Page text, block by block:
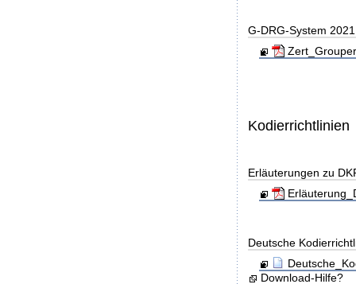
G-DRG-System
Kodierrichtlinien
Erläuterungen zu
Deutsche
Download-Hilfe?